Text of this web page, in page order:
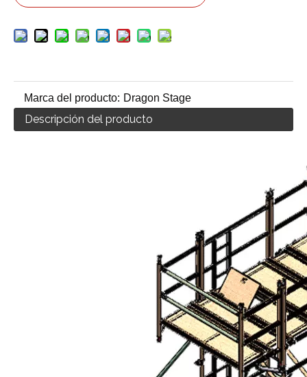
Marca del producto: Dragon Stage
Descripción del producto